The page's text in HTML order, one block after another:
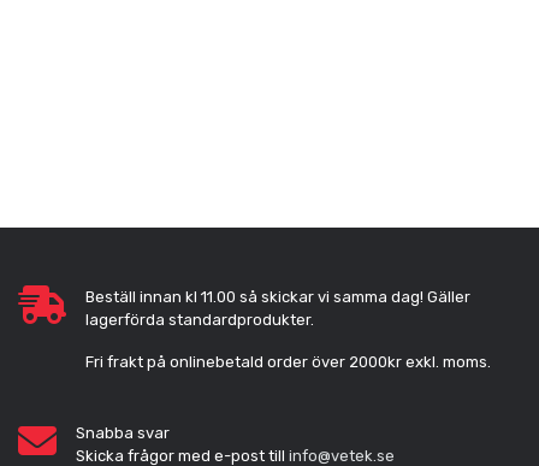
Beställ innan kl 11.00 så skickar vi samma dag! Gäller
lagerförda standardprodukter.
Fri frakt på onlinebetald order över 2000kr exkl. moms.
Snabba svar
Skicka frågor med e-post till info@vetek.se